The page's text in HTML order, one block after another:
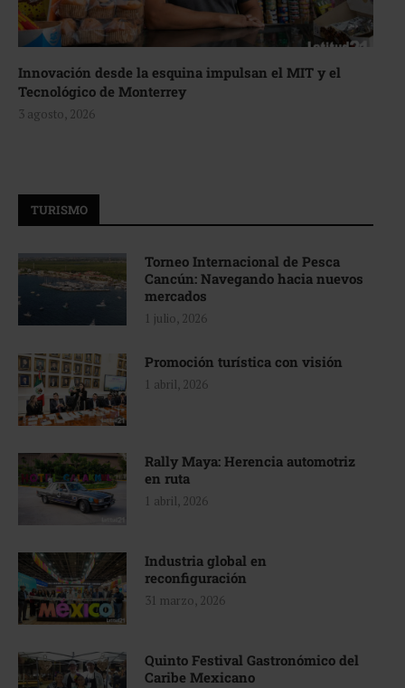
Innovación desde la esquina impulsan el MIT y el
Tecnológico de Monterrey
3 agosto, 2026
TURISMO
Torneo Internacional de Pesca
Cancún: Navegando hacia nuevos
mercados
1 julio, 2026
Promoción turística con visión
1 abril, 2026
Rally Maya: Herencia automotriz
en ruta
1 abril, 2026
Industria global en
reconfiguración
31 marzo, 2026
Quinto Festival Gastronómico del
Caribe Mexicano